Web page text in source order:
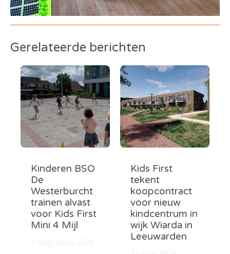
Gerelateerde berichten
Kinderen BSO
De
Westerburcht
trainen alvast
voor Kids First
Mini 4 Mijl
Kids First
tekent
koopcontract
voor nieuw
kindcentrum in
wijk Wiarda in
Leeuwarden